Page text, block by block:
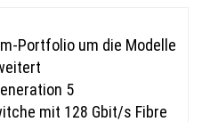
Portfolio um die Modelle
5
mit 128 Gbit/s Fibre